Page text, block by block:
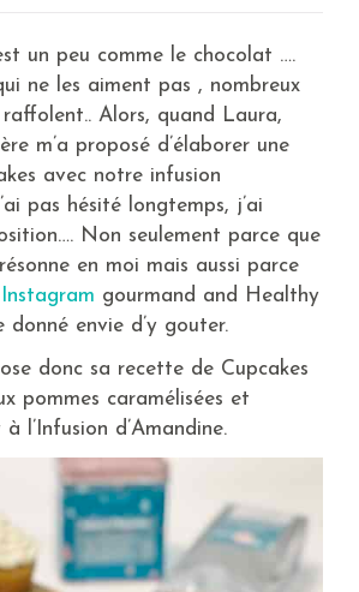
un peu comme le chocolat ….
ne les aiment pas , nombreux
Alors, quand Laura,
m’a proposé d’élaborer une
avec notre infusion
pas hésité longtemps, j’ai
Non seulement parce que
en moi mais aussi parce
Instagram gourmand and Healthy
donné envie d’y gouter.
donc sa recette de Cupcakes
pommes caramélisées et
l’Infusion d’Amandine.